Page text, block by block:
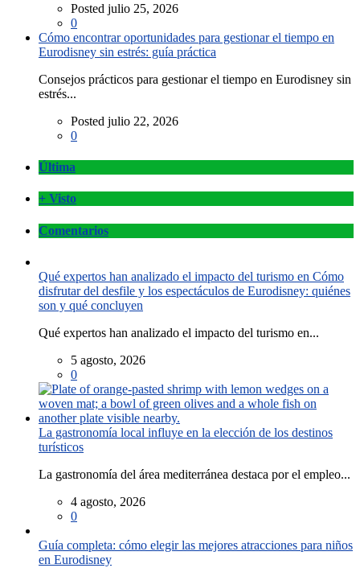
Posted julio 25, 2026
0
Cómo encontrar oportunidades para gestionar el tiempo en
Eurodisney sin estrés: guía práctica
Consejos prácticos para gestionar el tiempo en Eurodisney sin
estrés...
Posted julio 22, 2026
0
Última
+ Visto
Comentarios
Qué expertos han analizado el impacto del turismo en Cómo
disfrutar del desfile y los espectáculos de Eurodisney: quiénes
son y qué concluyen
Qué expertos han analizado el impacto del turismo en...
5 agosto, 2026
0
La gastronomía local influye en la elección de los destinos
turísticos
La gastronomía del área mediterránea destaca por el empleo...
4 agosto, 2026
0
Guía completa: cómo elegir las mejores atracciones para niños
en Eurodisney